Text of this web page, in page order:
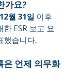
가요?
월 31일 이후
ESR 보고 요
했습니다.
은 언제 의무화